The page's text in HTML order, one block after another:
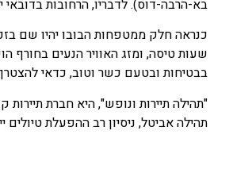
בא-הרבה-דוס). לדבריו, הרחובות בדובאי
שעות טיסה, ומזג האוויר הנעים בחורף
בבטיחות ובטעם כשר וטוב, כדאי להצטרף למקצוענים בעיר. תהילה
"תהילה תיירות ונופש", היא חברת
תהילה אביטל, ניסיון רב ההפעלת טיולים